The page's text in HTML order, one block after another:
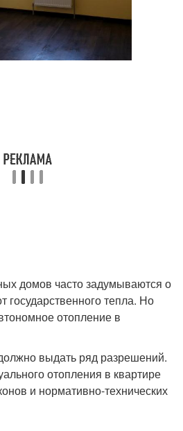
домов часто задумываются о
государственного тепла. Но
отопление в
выдать ряд разрешений.
отопления в квартире
и нормативно-технических